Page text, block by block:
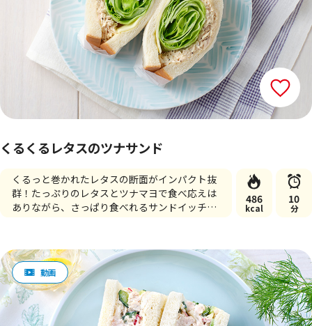
くるくるレタスのツナサンド
くるっと巻かれたレタスの断面がインパクト抜
群！たっぷりのレタスとツナマヨで食べ応えは
ありながら、さっぱり食べれるサンドイッチで
486
kcal
10
分